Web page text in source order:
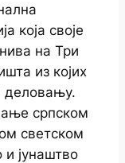
која своје
на Три
из којих
деловању.
српском
светском
и јунаштво